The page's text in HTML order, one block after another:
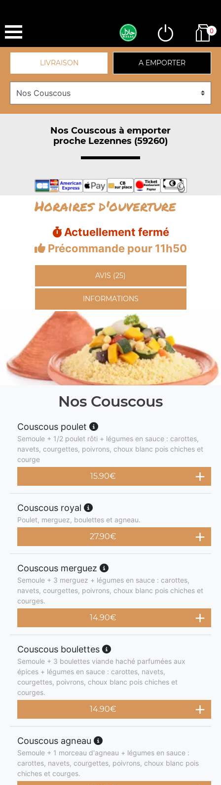
0
LIVRAISON A EMPORTER
Nos Couscous à emporter
proche Lezennes (59260)
Horaires d'ouverture
Actuellement fermé
Précommande pour 11h50
AVIS (25)
INFORMATIONS
Nos Couscous
Couscous poulet
Semoule + 1/2 poulet rôti + légumes en sauce : carottes,
navets, courgettes, poivrons, choux blanc pois chiches et
courge
15.90€
Couscous royal
Poulet, merguez, boulettes et agneau.
27.90€
Couscous merguez
Semoule + 3 merguez + légumes en sauce : carottes,
navets, courgettes, poivrons, choux blanc pois chiches et
courges.
14.90€
Couscous boulettes
Semoule + 3 boulettes viande haché parfumées aux
épices + légumes en sauce : carottes, navets,
courgettes, poivrons, choux blanc pois chiches et
courges.
14.90€
Couscous agneau
Semoule + 1 morceau d'agneau + légumes en sauce :
carottes, navets, courgettes, poivrons, choux blanc pois
chiches et courges.